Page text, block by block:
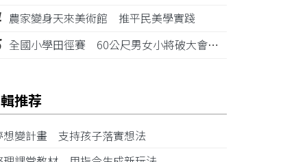
農家變身天來美術館 推平民美學實踐
全國小學田徑賽 60公尺男女小將破大會紀錄
推荐
想變計畫 支持孩子落實想法